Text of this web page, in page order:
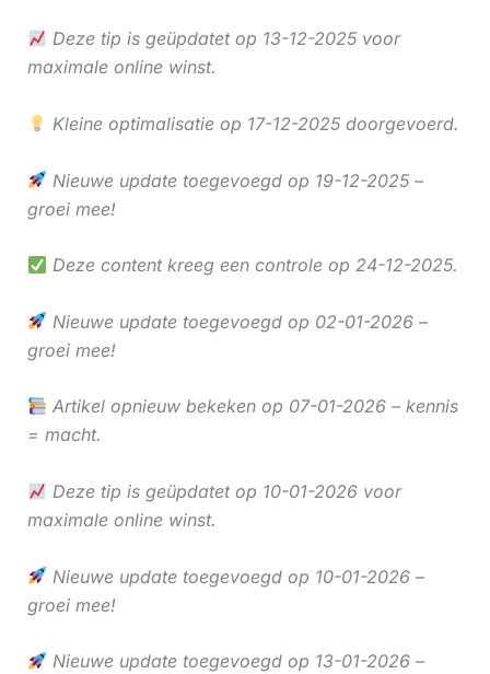
Deze tip is geüpdatet op 13-12-2025 voor
maximale online winst.
Kleine optimalisatie op 17-12-2025 doorgevoerd.
Nieuwe update toegevoegd op 19-12-2025 –
groei mee!
Deze content kreeg een controle op 24-12-2025.
Nieuwe update toegevoegd op 02-01-2026 –
groei mee!
Artikel opnieuw bekeken op 07-01-2026 – kennis
= macht.
Deze tip is geüpdatet op 10-01-2026 voor
maximale online winst.
Nieuwe update toegevoegd op 10-01-2026 –
groei mee!
Nieuwe update toegevoegd op 13-01-2026 –